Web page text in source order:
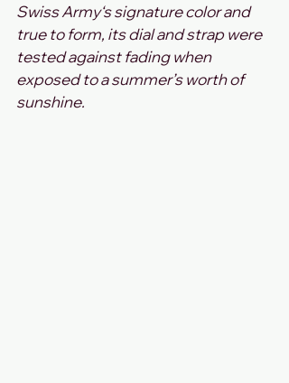
Swiss Army‘s signature color and
true to form, its dial and strap were
tested against fading when
exposed to a summer’s worth of
sunshine.